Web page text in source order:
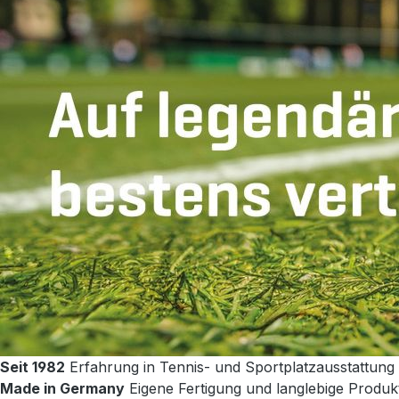
Seit 1982 Erfahrung in Tennis- und Sportplatzausstattung
Made in Germany Eigene Fertigung und langlebige